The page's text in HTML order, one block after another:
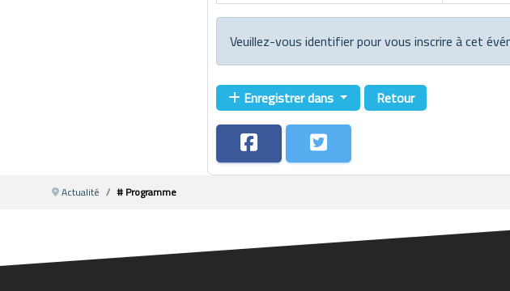
Veuillez-vous identifier pour vous inscrire à cet
Enregistrer dans Retour
Actualité # Programme